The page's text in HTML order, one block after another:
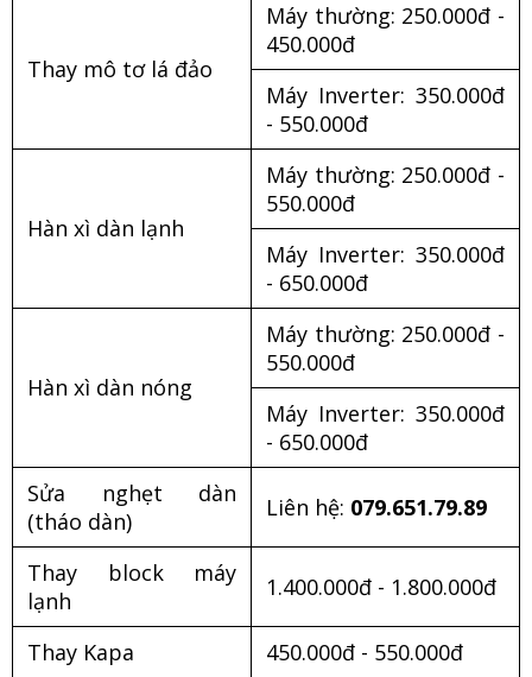
Thay mô tơ lá đảo
Máy thường: 250.000đ -
450.000đ
Máy Inverter: 350.000đ
- 550.000đ
Hàn xì dàn lạnh
Máy thường: 250.000đ -
550.000đ
Máy Inverter: 350.000đ
- 650.000đ
Hàn xì dàn nóng
Máy thường: 250.000đ -
550.000đ
Máy Inverter: 350.000đ
- 650.000đ
Sửa nghẹt dàn
(tháo dàn)
Liên hệ: 079.651.79.89
Thay block máy
lạnh
1.400.000đ - 1.800.000đ
Thay Kapa 450.000đ - 550.000đ